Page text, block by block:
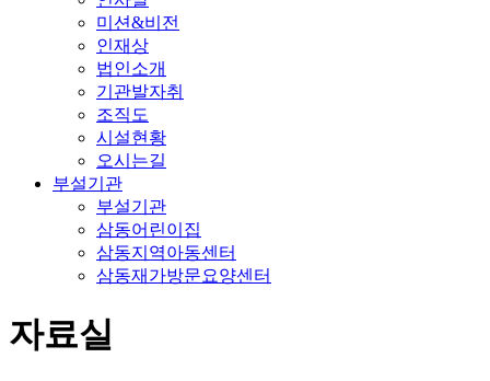
미션&비전
인재상
법인소개
기관발자취
조직도
시설현황
오시는길
부설기관
부설기관
삼동어린이집
삼동지역아동센터
삼동재가방문요양센터
자료실